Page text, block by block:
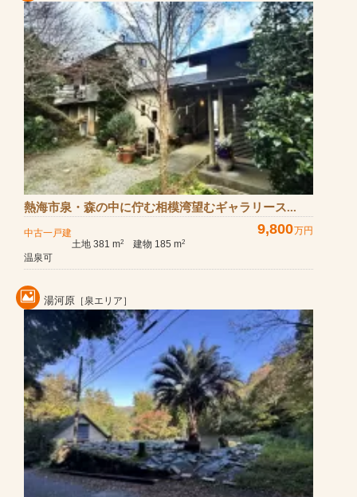
熱海市泉・森の中に佇む相模湾望むギャラリース...
中古一戸建 9,800万円
土地 381 m2 建物 185 m2
温泉可
湯河原 ［泉エリア］